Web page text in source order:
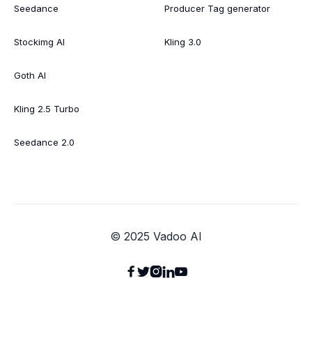
Seedance
Stockimg AI
Goth AI
Kling 2.5 Turbo
Seedance 2.0
Producer Tag generator
Kling 3.0
© 2025 Vadoo AI
 